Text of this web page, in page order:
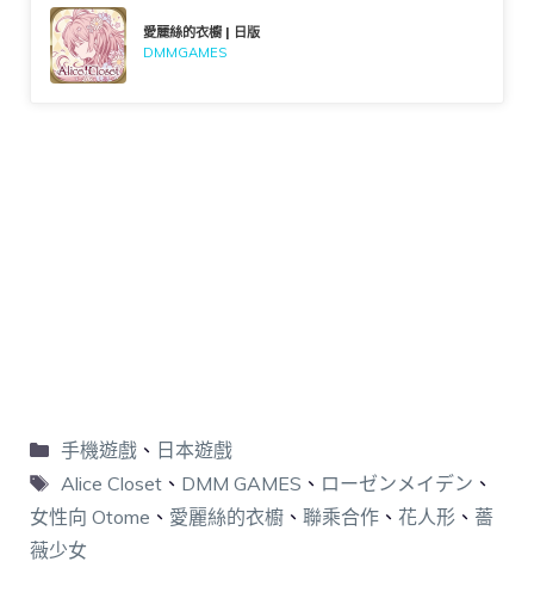
愛麗絲的衣櫥 | 日版
DMMGAMES
手機遊戲、 日本遊戲
Alice Closet、 DMM GAMES 、 ローゼンメイデン 、
女性向 Otome 、 愛麗絲的衣櫥 、 聯乘合作 、 花人形 、 薔
薇少女